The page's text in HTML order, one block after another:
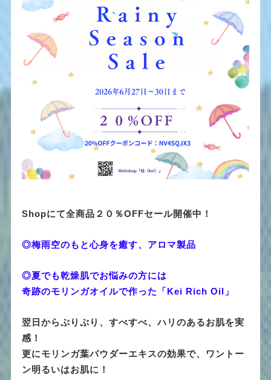
Shopにて全商品２０％OFFセール開催中！
◎梅雨空のもと心身を癒す、アロマ製品
◎夏でも乾燥肌でお悩みの方には
奇跡のモリンガオイルで作った「Kei Rich Oil」
翌日からぷりぷり、すべすべ、ハリのあるお肌を実
感！
更にモリンガ葉パウダーエキスの効果で、ワントー
ン明るいはお肌に！